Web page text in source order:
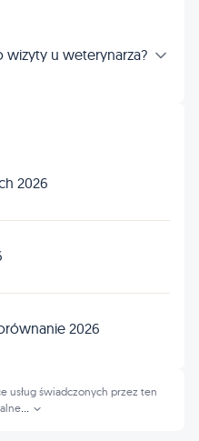
u weterynarza?
2026
2026
usług świadczonych przez ten